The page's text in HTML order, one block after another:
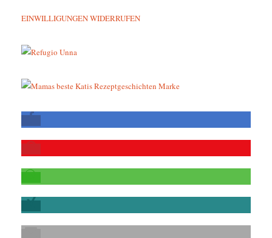
EINWILLIGUNGEN WIDERRUFEN